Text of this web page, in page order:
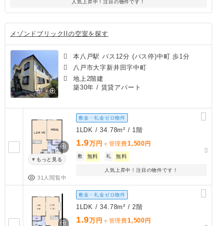
人気上昇中！注目の物件です！
メゾンドブリックIIの空室を探す
本八戸駅 バス12分 (バス停)中町 歩1分
八戸市大字新井田字中町
地上2階建
築30年 / 賃貸アパート
もっと見る
31人閲覧中
敷金・礼金ゼロ物件
1LDK / 34.78m² / 1階
1.9万円 ＋管理費1,500 円
敷 無料 礼 無料
人気上昇中！注目の物件です！
敷金・礼金ゼロ物件
1LDK / 34.78m² / 2階
1.9万円 ＋管理費1,500 円